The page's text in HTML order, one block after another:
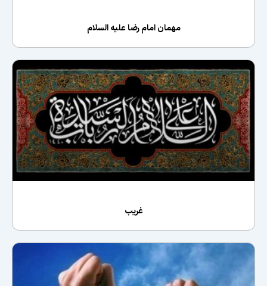
مهمان امام رضا علیه السلام
غریب